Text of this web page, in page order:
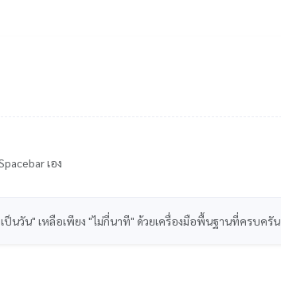
เอง
เป็นวัน" เหลือเพียง "ไม่กี่นาที" ด้วยเครื่องมือพื้นฐานที่ครบครัน